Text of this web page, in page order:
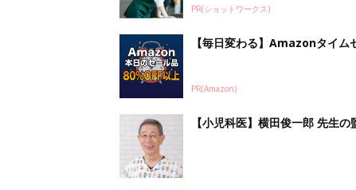
PR(ショットワークス)
【毎日変わる】Amazonタイム
PR(Amazon)
【小児科医】横田俊一郎 先生